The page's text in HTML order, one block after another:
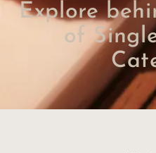
Explore
of